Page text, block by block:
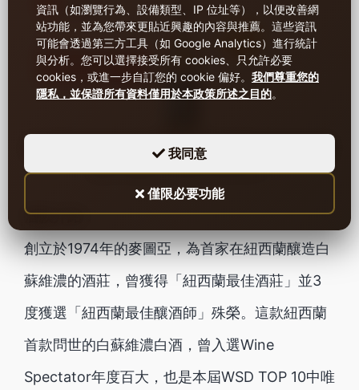
麥圖亞馬爾堡白蘇維濃白葡萄酒2021
酒款介紹：
創立於1974年的麥圖亞，為首家在紐西蘭釀造白
蘇維濃的酒莊，曾獲得「紐西蘭最佳酒莊」並3
度獲選「紐西蘭最佳釀酒師」殊榮。這款紐西蘭
首款問世的白蘇維濃白酒，曾入選Wine
Spectator年度百大，也是本屆WSD TOP 10中唯
資訊（如瀏覽行為、設備類型、IP 位址等），以便改善網
站功能，並為您帶來更貼近興趣的內容與推薦。這些資訊
可能會透過第三方工具（如 Google Analytics）進行統計
與分析。 您可以選擇接受所有 cookies、只允許必要
cookies，或進一步自訂您的 cookie 偏好。 我們尊重您的
隱私，並保證所有資料僅用於本政策所述之目的。
我同意
僅限必要功能